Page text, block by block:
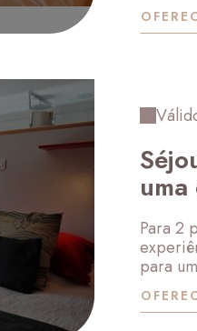
Para 2
para